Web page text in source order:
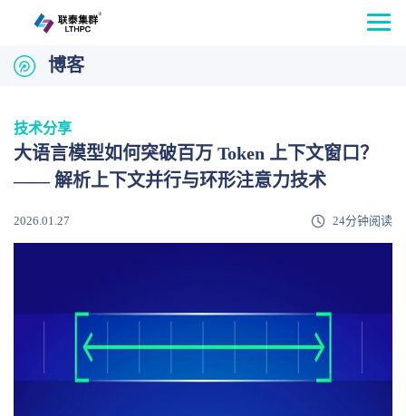
博客
技术分享
大语言模型如何突破百万 Token 上下文窗口？
—— 解析上下文并行与环形注意力技术
2026.01.27 24分钟阅读